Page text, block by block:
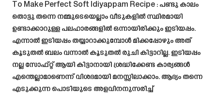
To Make Perfect Soft Idiyappam Recipe : പണ്ടു കാലം
തൊട്ടു തന്നെ നമ്മുടെയെല്ലാം വീടുകളിൽ സ്ഥിരമായി
ഉണ്ടാക്കാറുള്ള പലഹാരങ്ങളിൽ ഒന്നായിരിക്കും ഇടിയപ്പം.
എന്നാൽ ഇടിയപ്പം തയ്യാറാക്കുമ്പോൾ മിക്കപ്പോഴും അത്
കൂടുതൽ ബലം വന്നാൽ കൂടുതൽ രുചി കിട്ടാറില്ല. ഇടിയപ്പം
നല്ല സോഫ്റ്റ് ആയി കിട്ടാനായി ശ്രദ്ധിക്കേണ്ട കാര്യങ്ങൾ
എന്തെല്ലാമാണെന്ന് വിശദമായി മനസ്സിലാക്കാം. ആദ്യം തന്നെ
എടുക്കുന്ന പൊടിയുടെ അളവിനനുസരിച്ച്